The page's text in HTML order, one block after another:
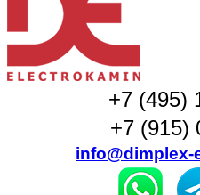
+7 (495)
+7 (915)